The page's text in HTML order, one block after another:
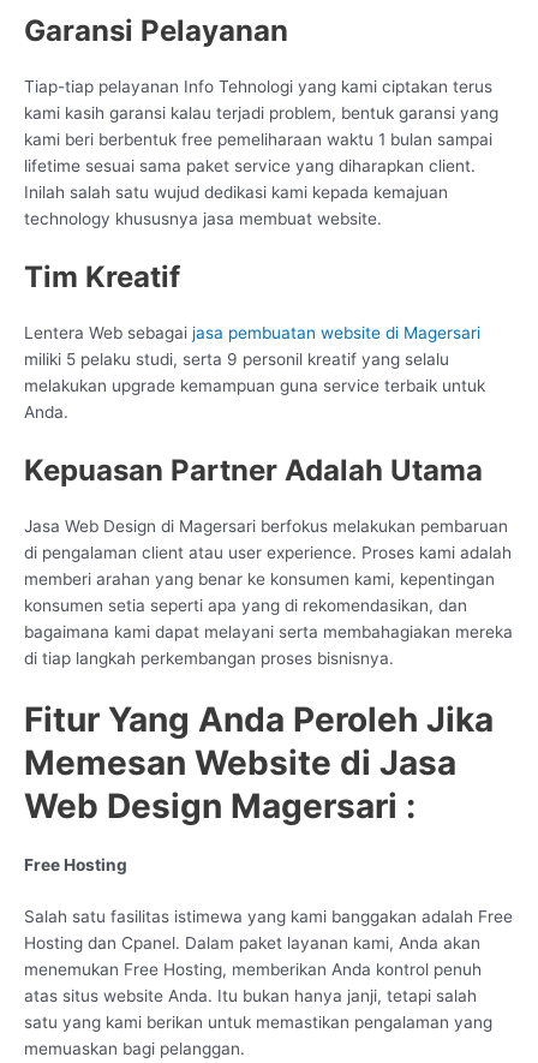
Garansi Pelayanan
Tiap-tiap pelayanan Info Tehnologi yang kami ciptakan terus
kami kasih garansi kalau terjadi problem, bentuk garansi yang
kami beri berbentuk free pemeliharaan waktu 1 bulan sampai
lifetime sesuai sama paket service yang diharapkan client.
Inilah salah satu wujud dedikasi kami kepada kemajuan
technology khususnya jasa membuat website.
Tim Kreatif
Lentera Web sebagai jasa pembuatan website di Magersari
miliki 5 pelaku studi, serta 9 personil kreatif yang selalu
melakukan upgrade kemampuan guna service terbaik untuk
Anda.
Kepuasan Partner Adalah Utama
Jasa Web Design di Magersari berfokus melakukan pembaruan
di pengalaman client atau user experience. Proses kami adalah
memberi arahan yang benar ke konsumen kami, kepentingan
konsumen setia seperti apa yang di rekomendasikan, dan
bagaimana kami dapat melayani serta membahagiakan mereka
di tiap langkah perkembangan proses bisnisnya.
Fitur Yang Anda Peroleh Jika
Memesan Website di Jasa
Web Design Magersari :
Free Hosting
Salah satu fasilitas istimewa yang kami banggakan adalah Free
Hosting dan Cpanel. Dalam paket layanan kami, Anda akan
menemukan Free Hosting, memberikan Anda kontrol penuh
atas situs website Anda. Itu bukan hanya janji, tetapi salah
satu yang kami berikan untuk memastikan pengalaman yang
memuaskan bagi pelanggan.